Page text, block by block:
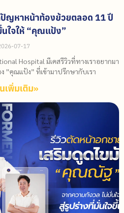
ญหาหน้าท้องย้วยตลอด 11 ปี
ใจให้ “คุณแป้ง”
07-17
Hospital มีเคสรีวิวที่ทางเราอยากมา
”คุณแป้ง” ที่เข้ามาปรึกษากับเรา
เพิ่มเติม»